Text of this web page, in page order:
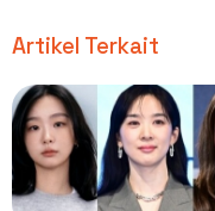
Artikel Terkait